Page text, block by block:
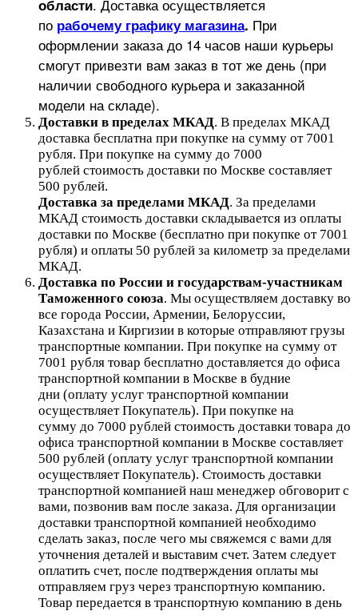
области. Доставка осуществляется
по рабочему графику магазина. При
оформлении заказа до 14 часов наши курьеры
смогут привезти вам заказ в тот же день (при
наличии свободного курьера и заказанной
модели на складе).
Доставки в пределах МКАД. В пределах МКАД
доставка бесплатна при покупке на сумму от 7001
рубля. При покупке на сумму до 7000
рублей стоимость доставки по Москве составляет
500 рублей.
Доставка за пределами МКАД. За пределами
МКАД стоимость доставки складывается из оплаты
доставки по Москве (бесплатно при покупке от 7001
рубля) и оплаты 50 рублей за километр за пределами
МКАД.
Доставка по России и государствам-участникам
Таможенного союза. Мы осуществляем доставку во
все города России, Армении, Белоруссии,
Казахстана и Киргизии в которые отправляют грузы
транспортные компании. При покупке на сумму от
7001 рубля товар бесплатно доставляется до офиса
транспортной компании в Москве в будние
дни (оплату услуг транспортной компании
осуществляет Покупатель). При покупке на
сумму до 7000 рублей стоимость доставки товара до
офиса транспортной компании в Москве составляет
500 рублей (оплату услуг транспортной компании
осуществляет Покупатель). Стоимость доставки
транспортной компанией наш менеджер обговорит с
вами, позвонив вам после заказа. Для организации
доставки транспортной компанией необходимо
сделать заказ, после чего мы свяжемся с вами для
уточнения деталей и выставим счет. Затем следует
оплатить счет, после подтверждения оплаты мы
отправляем груз через транспортную компанию.
Товар передается в транспортную компанию в день